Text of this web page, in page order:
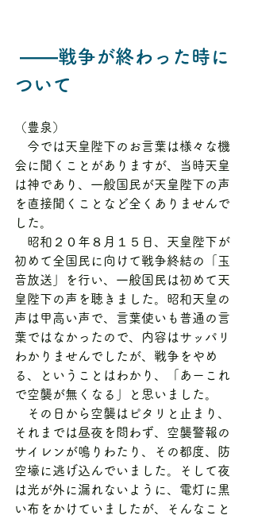
――戦争が終わった時に
ついて
（豊泉）
今では天皇陛下のお言葉は様々な機
会に聞くことがありますが、当時天皇
は神であり、一般国民が天皇陛下の声
を直接聞くことなど全くありませんで
した。
昭和２０年８月１５日、天皇陛下が
初めて全国民に向けて戦争終結の「玉
音放送」を行い、一般国民は初めて天
皇陛下の声を聴きました。昭和天皇の
声は甲高い声で、言葉使いも普通の言
葉ではなかったので、内容はサッパリ
わかりませんでしたが、戦争をやめ
る、ということはわかり、「あーこれ
で空襲が無くなる」と思いました。
その日から空襲はピタリと止まり、
それまでは昼夜を問わず、空襲警報の
サイレンが鳴りわたり、その都度、防
空壕に逃げ込んでいました。そして夜
は光が外に漏れないように、電灯に黒
い布をかけていましたが、そんなこと